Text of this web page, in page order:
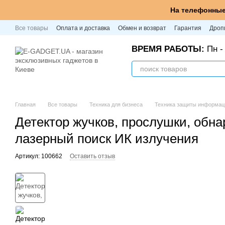
На
Все товары Оплата и доставка Обмен и возврат Гарантия
ВРЕМЯ РАБОТЫ: Пн -
Главная Все товары Техника для бизнеса Техника защиты
Детектор жучков, прослушки,
лазерный поиск ИК излучения
Артикул: 100662 Оставить отзыв